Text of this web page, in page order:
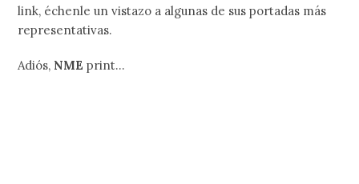
link, échenle un vistazo a algunas de sus portadas más
representativas.
Adiós, NME print…